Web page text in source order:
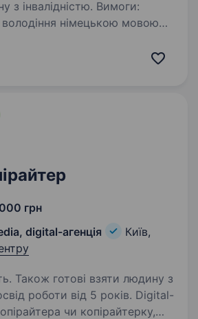
Вимоги:
володіння німецькою мовою
числі для тих, для кого
грн
digital-агенція
Київ,
Також готові взяти людину з
роботи від 5 років. Digital-
чи копірайтерку,